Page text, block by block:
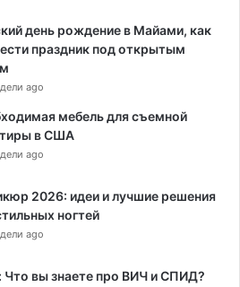
день рождение в Майами, как
праздник под открытым
ago
мебель для съемной
в США
ago
2026: идеи и лучшие решения
ногтей
ago
Что вы знаете про ВИЧ и СПИД?